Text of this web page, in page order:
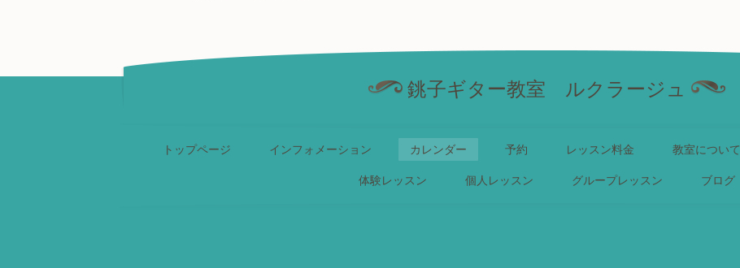
銚子ギター教室 ルクラージュ
トップページ インフォメーション カレンダー 予約 レッスン料金 教室について
体験レッスン 個人レッスン グループレッスン ブログ